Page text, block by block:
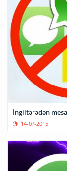
İngiltərədən
14-07-2015